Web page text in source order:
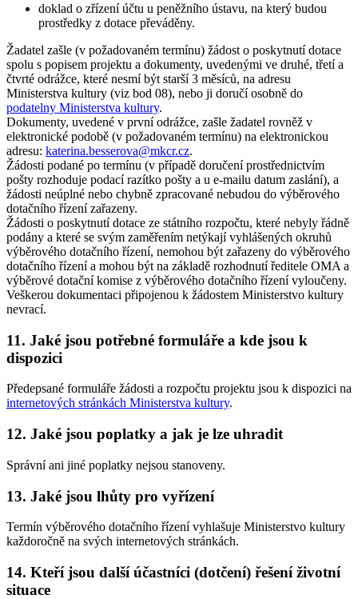
doklad o zřízení účtu u peněžního ústavu, na který budou
prostředky z dotace převáděny.
Žadatel zašle (v požadovaném termínu) žádost o poskytnutí dotace
spolu s popisem projektu a dokumenty, uvedenými ve druhé, třetí a
čtvrté odrážce, které nesmí být starší 3 měsíců, na adresu
Ministerstva kultury (viz bod 08), nebo ji doručí osobně do
podatelny Ministerstva kultury.
Dokumenty, uvedené v první odrážce, zašle žadatel rovněž v
elektronické podobě (v požadovaném termínu) na elektronickou
adresu: katerina.besserova@mkcr.cz.
Žádosti podané po termínu (v případě doručení prostřednictvím
pošty rozhoduje podací razítko pošty a u e-mailu datum zaslání), a
žádosti neúplné nebo chybně zpracované nebudou do výběrového
dotačního řízení zařazeny.
Žádosti o poskytnutí dotace ze státního rozpočtu, které nebyly řádně
podány a které se svým zaměřením netýkají vyhlášených okruhů
výběrového dotačního řízení, nemohou být zařazeny do výběrového
dotačního řízení a mohou být na základě rozhodnutí ředitele OMA a
výběrové dotační komise z výběrového dotačního řízení vyloučeny.
Veškerou dokumentaci připojenou k žádostem Ministerstvo kultury
nevrací.
11. Jaké jsou potřebné formuláře a kde jsou k
dispozici
Předepsané formuláře žádosti a rozpočtu projektu jsou k dispozici na
internetových stránkách Ministerstva kultury.
12. Jaké jsou poplatky a jak je lze uhradit
Správní ani jiné poplatky nejsou stanoveny.
13. Jaké jsou lhůty pro vyřízení
Termín výběrového dotačního řízení vyhlašuje Ministerstvo kultury
každoročně na svých internetových stránkách.
14. Kteří jsou další účastníci (dotčení) řešení životní
situace